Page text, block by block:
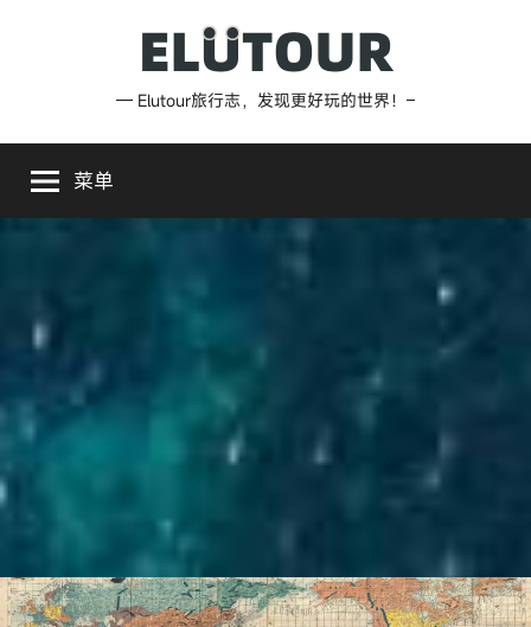
Elutour
旅
行
— Elutour旅行志，发现更好玩的世界！–
菜单